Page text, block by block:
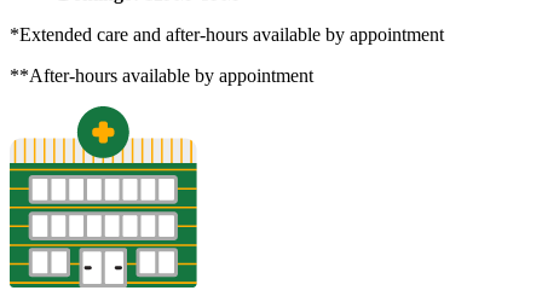
*Extended care and after-hours available by appointment
**After-hours available by appointment